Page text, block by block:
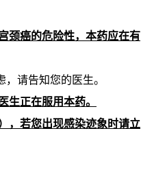
颈癌的危险性，本药应在有
请告知您的医生。
正在服用本药。
，若您出现感染迹象时请立